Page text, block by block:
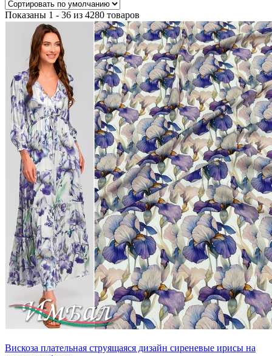
Показаны 1 - 36 из 4280 товаров
Вискоза плательная струящаяся дизайн сиреневые ирисы на